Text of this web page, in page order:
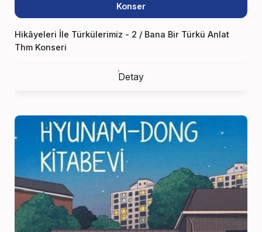
Konser
Hikâyeleri İle Türkülerimiz - 2 / Bana Bir Türkü Anlat
Thm Konseri
Detay